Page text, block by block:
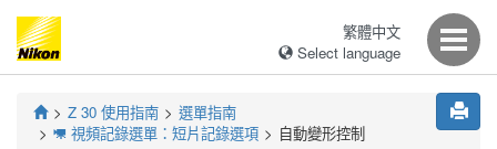
繁體中文
Select language
Z 30 使用指南 選單指南
1 視頻記錄選單：短片記錄選項 自動變形控制